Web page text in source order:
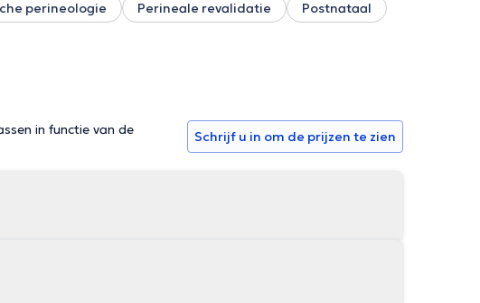
perineologie Perineale revalidatie
Postnataal
in functie van de
Schrijf u in om de prijzen te zien